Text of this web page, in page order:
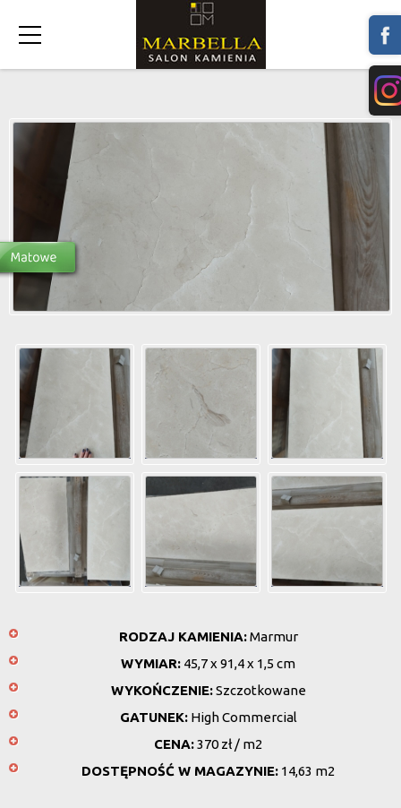
RODZAJ KAMIENIA:Marmur
WYMIAR: 45,7 x 91,4 x 1,5 cm
WYKOŃCZENIE:Szczotkowane
GATUNEK:High Commercial
CENA:370 zł / m2
DOSTĘPNOŚĆ W MAGAZYNIE: 14,63 m2